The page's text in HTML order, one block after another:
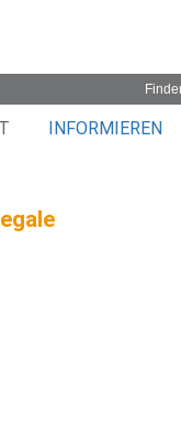
INFORMIEREN